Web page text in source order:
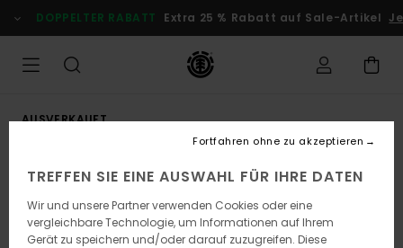
zur
Produktinformation
DOPPELTER RABATT Extra 25 % Rabatt auf Sale-Artikel
AUSVERKAUFT
TREFFEN SIE EINE AUSWAHL FÜR IHRE DATEN
Wir und unsere Partner verwenden Cookies oder eine
vergleichbare Technologie, um Informationen auf Ihrem
Gerät zu speichern und/oder darauf zuzugreifen. Diese
Fortfahren ohne zu akzeptieren